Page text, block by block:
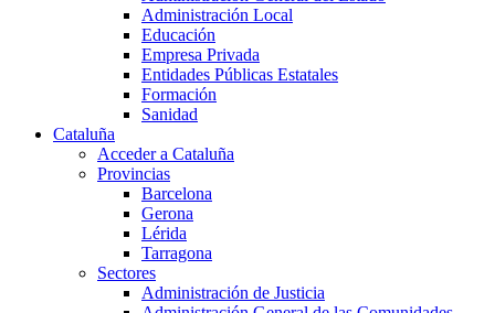
Administración Local
Educación
Empresa Privada
Entidades Públicas Estatales
Formación
Sanidad
Cataluña
Acceder a Cataluña
Provincias
Barcelona
Gerona
Lérida
Tarragona
Sectores
Administración de Justicia